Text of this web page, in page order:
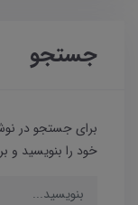
جستجو
برای جستجو در
خود را بنویسید و